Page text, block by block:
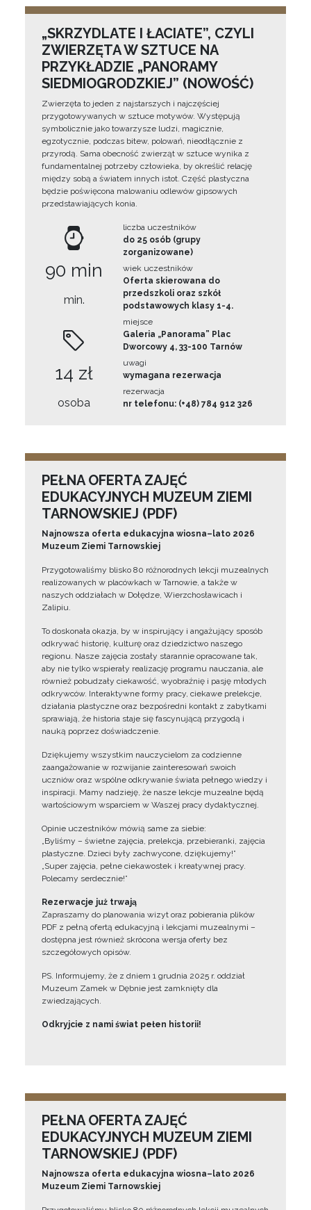
„SKRZYDLATE I ŁACIATE”, CZYLI
ZWIERZĘTA W SZTUCE NA
PRZYKŁADZIE „PANORAMY
SIEDMIOGRODZKIEJ” (NOWOŚĆ)
Zwierzęta to jeden z najstarszych i najczęściej
przygotowywanych w sztuce motywów. Występują
symbolicznie jako towarzysze ludzi, magicznie,
egzotycznie, podczas bitew, polowań, nieodłącznie z
przyrodą. Sama obecność zwierząt w sztuce wynika z
fundamentalnej potrzeby człowieka, by określić relację
między sobą a światem innych istot. Część plastyczna
będzie poświęcona malowaniu odlewów gipsowych
przedstawiających konia.
90 min
min.
14 zł
osoba
liczba uczestników
do 25 osób (grupy
zorganizowane)
wiek uczestników
Oferta skierowana do
przedszkoli oraz szkół
podstawowych klasy 1-4.
miejsce
Galeria „Panorama” Plac
Dworcowy 4, 33-100 Tarnów
uwagi
wymagana rezerwacja
rezerwacja
nr telefonu: (+48) 784 912 326
PEŁNA OFERTA ZAJĘĆ
EDUKACYJNYCH MUZEUM ZIEMI
TARNOWSKIEJ (PDF)
Najnowsza oferta edukacyjna wiosna–lato 2026
Muzeum Ziemi Tarnowskiej
Przygotowaliśmy blisko 80 różnorodnych lekcji muzealnych
realizowanych w placówkach w Tarnowie, a także w
naszych oddziałach w Dołędze, Wierzchosławicach i
Zalipiu.
To doskonała okazja, by w inspirujący i angażujący sposób
odkrywać historię, kulturę oraz dziedzictwo naszego
regionu. Nasze zajęcia zostały starannie opracowane tak,
aby nie tylko wspierały realizację programu nauczania, ale
również pobudzały ciekawość, wyobraźnię i pasję młodych
odkrywców. Interaktywne formy pracy, ciekawe prelekcje,
działania plastyczne oraz bezpośredni kontakt z zabytkami
sprawiają, że historia staje się fascynującą przygodą i
nauką poprzez doświadczenie.
Dziękujemy wszystkim nauczycielom za codzienne
zaangażowanie w rozwijanie zainteresowań swoich
uczniów oraz wspólne odkrywanie świata pełnego wiedzy i
inspiracji. Mamy nadzieję, że nasze lekcje muzealne będą
wartościowym wsparciem w Waszej pracy dydaktycznej.
Opinie uczestników mówią same za siebie:
„Byliśmy – świetne zajęcia, prelekcja, przebieranki, zajęcia
plastyczne. Dzieci były zachwycone, dziękujemy!”
„Super zajęcia, pełne ciekawostek i kreatywnej pracy.
Polecamy serdecznie!”
Rezerwacje już trwają
Zapraszamy do planowania wizyt oraz pobierania plików
PDF z pełną ofertą edukacyjną i lekcjami muzealnymi –
dostępna jest również skrócona wersja oferty bez
szczegółowych opisów.
PS. Informujemy, że z dniem 1 grudnia 2025 r. oddział
Muzeum Zamek w Dębnie jest zamknięty dla
zwiedzających.
Odkryjcie z nami świat pełen historii!
PEŁNA OFERTA ZAJĘĆ
EDUKACYJNYCH MUZEUM ZIEMI
TARNOWSKIEJ (PDF)
Najnowsza oferta edukacyjna wiosna–lato 2026
Muzeum Ziemi Tarnowskiej